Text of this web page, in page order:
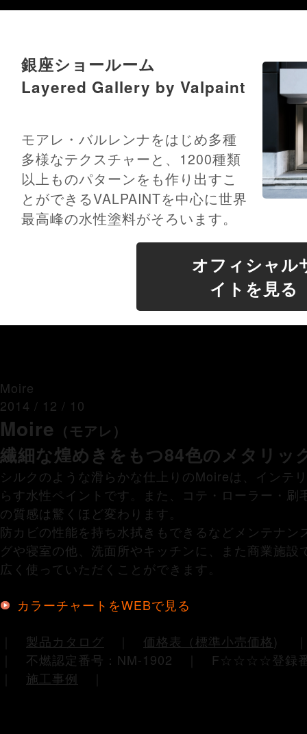
銀座ショールーム
Layered Gallery by Valpaint
モアレ・バルレンナをはじめ多種
多様なテクスチャーと、1200種類
以上ものパターンをも作り出すこ
とができるVALPAINTを中心に世界
最高峰の水性塗料がそろいます。
オフィシャル
イトを見る
Moire
2014 / 12 / 10
Moire （モアレ）
繊細な煌めきをもつ84色のメタリッ
シルクのような滑らかな仕上りのMoireは、インテ
らす水性ペイントです。また、コテ・ローラー・
の質感は驚くほど変わります。
防カビの性能を持ち水拭きもできるなどメンテナ
グや寝室の他、洗面所やキッチンに、また商業施
広く使っていただくことができます。
カラーチャートをWEBで見る
製品カタログ 価格表（標準小売価格)
｜ 不燃認定番号：NM-1902 ｜ F☆☆☆☆登録
施工事例